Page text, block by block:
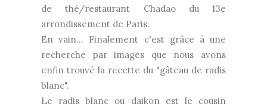
de thé/restaurant Chadao du 13e
arrondissement de Paris.
En vain... Finalement c'est grâce à une
recherche par images que nous avons
enfin trouvé la recette du "gâteau de radis
blanc".
Le radis blanc ou daikon est le cousin